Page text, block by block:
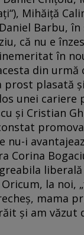
Mihăiță
Barbu, în
că nu e
în
din
prost plasată
unei cariere
și Cristian
i
Corina
liberală
la noi,
mama
și am văzut